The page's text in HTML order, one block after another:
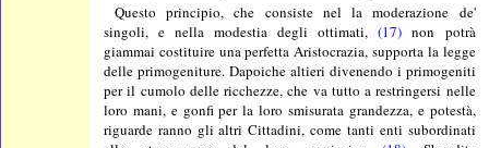
Questo principio, che consiste nel la moderazione de'
singoli, e nella modestia degli ottimati,(17) non potrà
giammai costituire una perfetta Aristocrazia, supporta la legge
delle primogeniture. Dapoiche altieri divenendo i primogeniti
per il cumolo delle ricchezze, che va tutto a restringersi nelle
loro mani, e gonfi per la loro smisurata grandezza, e potestà,
riguarde ranno gli altri Cittadini, come tanti enti subordinati